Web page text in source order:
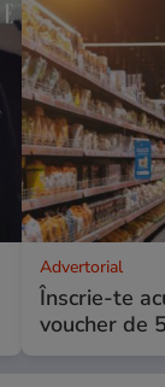
Advertorial
Înscrie-te
voucher de